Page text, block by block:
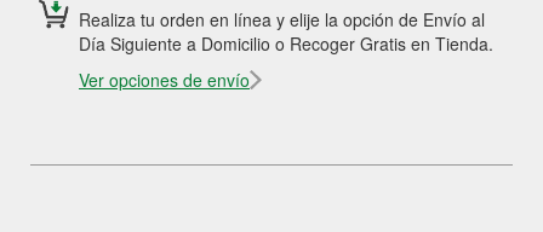
Realiza tu orden en línea y elije la opción de Envío al
Día Siguiente a Domicilio o Recoger Gratis en Tienda.
Ver opciones de envío